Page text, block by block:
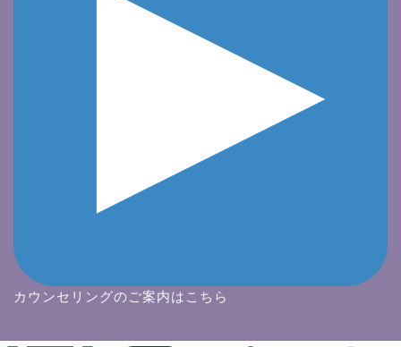
カウンセリングのご案内はこちら